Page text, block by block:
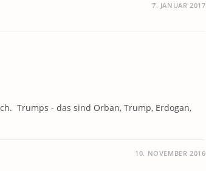
7. JANUAR 2017
Trumps - das sind Orban, Trump, Erdogan,
10. NOVEMBER 2016